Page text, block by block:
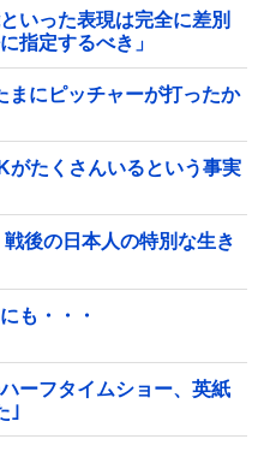
いった表現は完全に差別
指定するべき」
にピッチャーが打ったか
がたくさんいるという事実
後の日本人の特別な生き
も・・・
ーフタイムショー、英紙
｣